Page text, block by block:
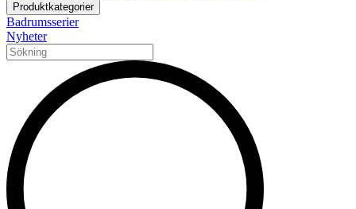
Produktkategorier
Badrumsserier
Nyheter